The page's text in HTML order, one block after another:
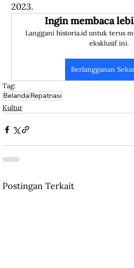
2023.
Ingin membaca
Langgani historia.id untuk terus
eksklusif ini.
Berlangganan
Tag:
BelandaRepatriasi
Kultur
Postingan Terkait